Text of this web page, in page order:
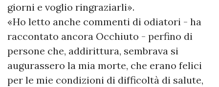
giorni e voglio ringraziarli».
«Ho letto anche commenti di odiatori - ha
raccontato ancora Occhiuto - perfino di
persone che, addirittura, sembrava si
augurassero la mia morte, che erano felici
per le mie condizioni di difficoltà di salute,